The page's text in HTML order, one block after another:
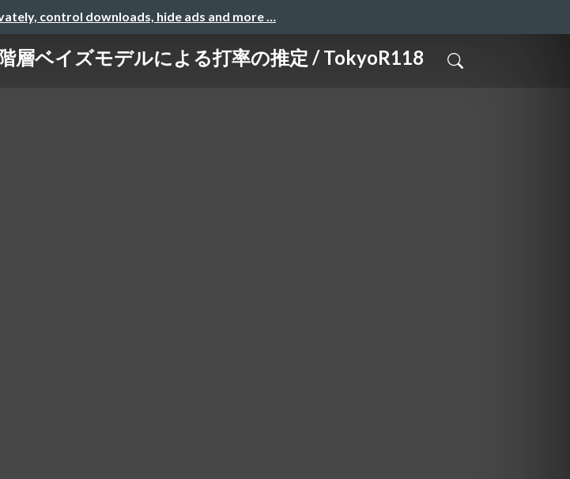
control downloads, hide ads and more …
層ベイズモデルによる打率の推定 / TokyoR118